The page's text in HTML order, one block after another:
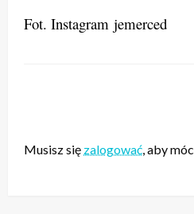
Fot. Instagram jemerced
Musisz się zalogować, aby